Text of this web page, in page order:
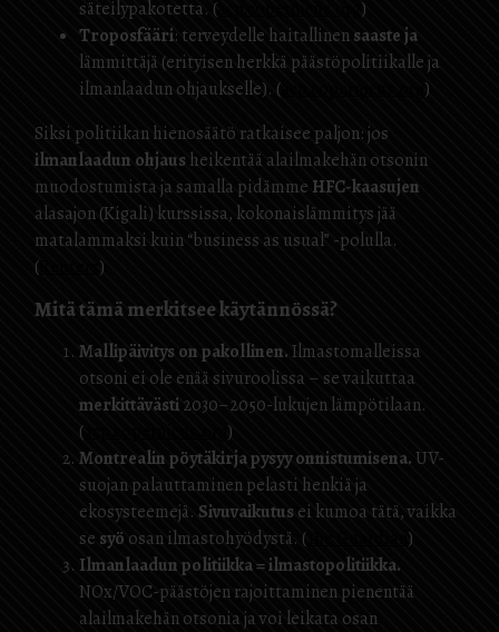
säteilypakotetta. (
)
Troposfääri: terveydelle haitallinensaasteja
lämmittäjä (erityisen herkkä päästöpolitiikalle ja
ilmanlaadun ohjaukselle). (
)
Siksi politiikan hienosäätö ratkaisee paljon: jos
ilmanlaadun ohjaus heikentää alailmakehän otsonin
muodostumista ja samalla pidämme HFC-kaasujen
alasajon (Kigali) kurssissa, kokonaislämmitys jää
matalammaksi kuin “business as usual” -polulla.
(
)
Mitä tämä merkitsee käytännössä?
Mallipäivitys on pakollinen. Ilmastomalleissa
otsoni ei ole enää sivuroolissa – se vaikuttaa
merkittävästi2030–2050-lukujen lämpötilaan.
(
)
Montrealin pöytäkirja pysyy onnistumisena. UV-
suojan palauttaminen pelasti henkiä ja
ekosysteemejä. Sivuvaikutus ei kumoa tätä, vaikka
se syö osan ilmastohyödystä. (
)
Ilmanlaadun politiikka = ilmastopolitiikka.
NOx/VOC-päästöjen rajoittaminen pienentää
alailmakehän otsonia ja voi leikata osan